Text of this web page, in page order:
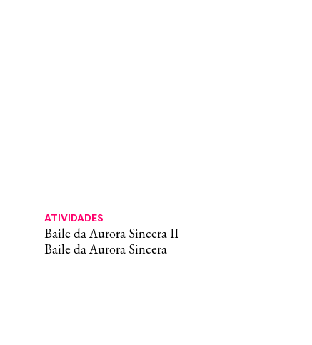
ATIVIDADES
Baile da Aurora Sincera II
Baile da Aurora Sincera